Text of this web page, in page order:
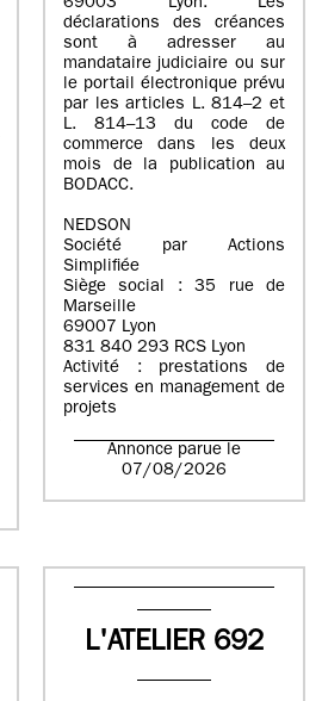
69003 Lyon. Les
déclarations des créances
sont à adresser au
mandataire judiciaire ou sur
le portail électronique prévu
par les articles L. 814–2 et
L. 814–13 du code de
commerce dans les deux
mois de la publication au
BODACC.
NEDSON
Société par Actions
Simplifiée
Siège social : 35 rue de
Marseille
69007 Lyon
831 840 293 RCS Lyon
Activité : prestations de
services en management de
projets
Annonce parue le
07/08/2026
L'ATELIER 692